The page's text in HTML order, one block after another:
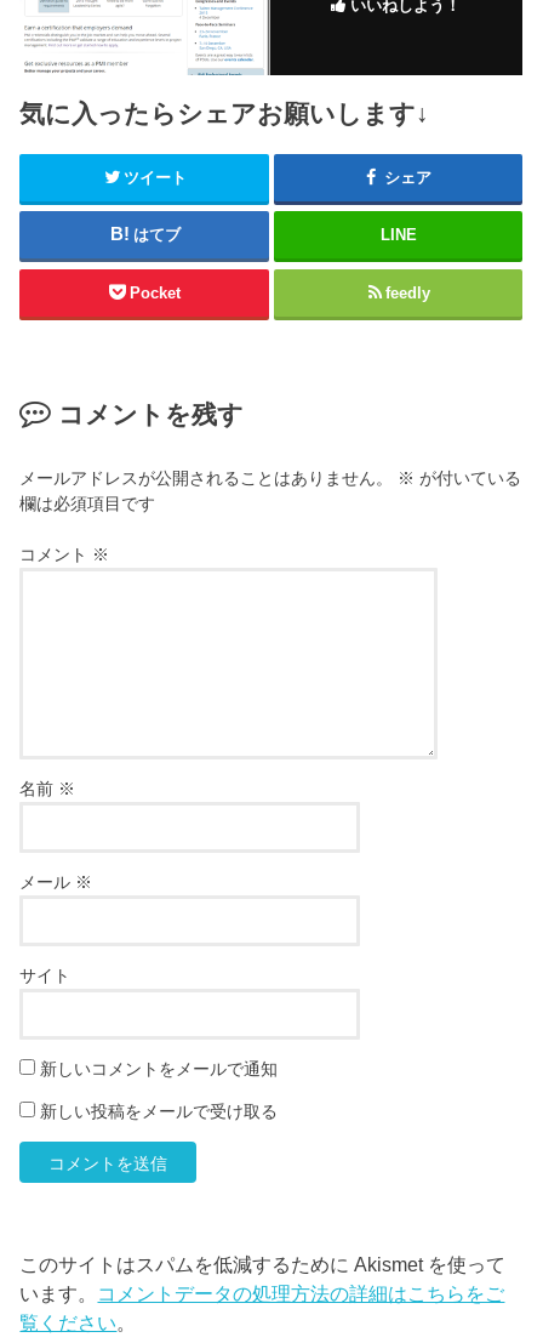
いいねしよう！
気に入ったらシェアお願いします↓
ツイート シェア
はてブ LINE
Pocket feedly
コメントを残す
メールアドレスが公開されることはありません。 ※ が付いている
欄は必須項目です
コメント ※
名前 ※
メール ※
サイト
新しいコメントをメールで通知
新しい投稿をメールで受け取る
このサイトはスパムを低減するために Akismet を使って
います。 コメントデータの処理方法の詳細はこちらをご
覧ください。